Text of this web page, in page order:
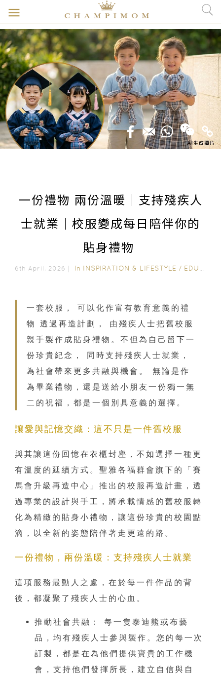
一份禮物 兩份溫暖｜支持殘疾人
士就業｜校服變成每日陪伴你的
貼身禮物
6th April, 2026｜ In INSPIRATION & LIFESTYLE / EDUCATION
一套校服， 可以化作富有教育意義的禮
物 透過再造計劃， 由殘疾人士把舊校服
親手製作成貼身禮物。不但為自己留下一
份珍貴紀念， 同時支持殘疾人士就業，
為社會帶來更多共融與機會。 無論是作
為畢業禮物，還是送給小朋友一份獨一無
二的祝福，都是一個別具意義的選擇。
讓愛與記憶交織：這不只是一件舊校服
與其讓這份回憶在衣櫃封塵，不如選擇一種更
有溫度的延續方式。聖雅各福群會旗下的「賽
馬會升級再造中心」推出的校服再造計畫，透
過專業的設計與手工，將承載情感的舊校服轉
化為精緻的貼身小禮物，讓這份珍貴的校園點
滴，以全新的姿態陪伴著走更遠的路。
一份禮物，兩份溫暖：支持殘疾人士就業
這項服務最動人之處，在於每一件作品的背
後，都凝聚了殘疾人士的心血。
推動社會共融： 每一隻泰迪熊或布藝
品，均有殘疾人士參與製作。您的每一次
訂製，都是在為他們提供寶貴的工作機
會，支持他們發揮所長，建立自信與自